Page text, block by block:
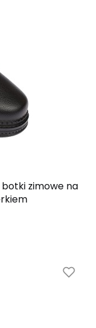
zimowe na